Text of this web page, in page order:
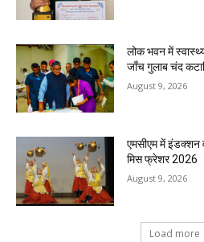
लोक भवन में
जाँच गुलाब चंद
August 9, 2026
एमसीएम में इंडक्शन
मिस फ्रेशर 2026
August 9, 2026
Load more